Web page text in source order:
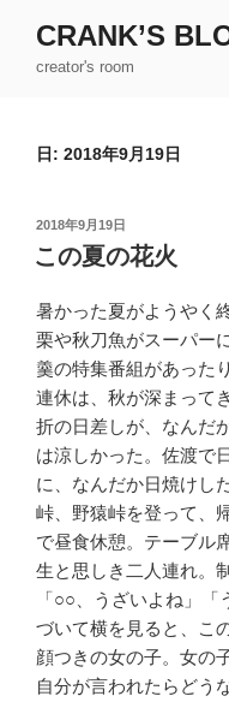
CRANK’S
creator's room
日: 2018年9月19日
投
稿
日:
2018年9月19日
この夏の花火
暑かった夏がようやく
栗や秋刀魚がスーパー
羹の特集番組があった
連休は、秋が深まって
折の日差しが、なんだ
は涼しかった。佐渡で
に、なんだか日焼けし
峠、野猿峠を登って、
で昼食休憩。テーブル
生と思しき二人連れ。
「○○、うざいよね」
づいて横を見ると、こ
顔つきの女の子。女の
自分が言われたらどう